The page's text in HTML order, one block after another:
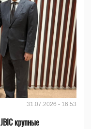
31.07.2026 - 16:53
крупные